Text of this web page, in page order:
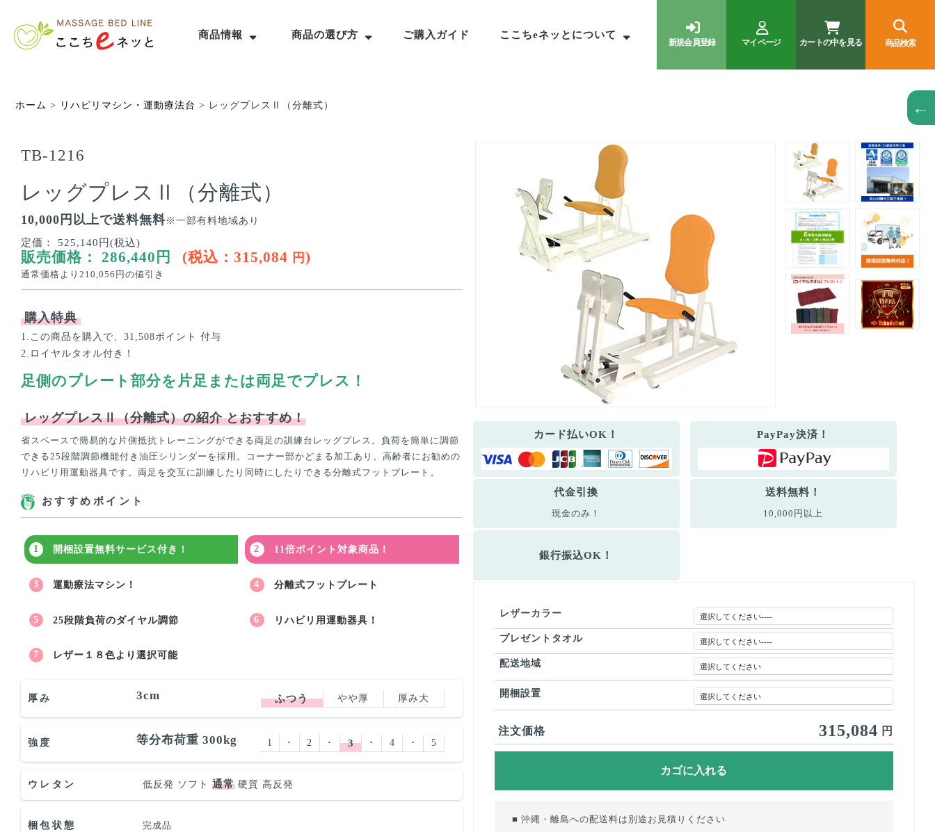
商品情報 商品の選び方 ご購入ガイド ここちeネッとについて
新規会員登録 マイページ カートの中を見る 商品検索
←
ホーム > リハビリマシン・運動療法台 > レッグプレスⅡ（分離式）
TB-1216
レッグプレスⅡ（分離式）
10,000円以上で送料無料※一部有料地域あり
定価：
525,140円(税込)
販売価格： 286,440 円 (税込： 315,084 円 )
通常価格より 210,056 円の値引き
購入特典
1.この商品を購入で、31,508ポイント 付与
2.ロイヤルタオル付き！
足側のプレート部分を片足または両足でプレス！
レッグプレスⅡ（分離式）の紹介 とおすすめ！
省スペースで簡易的な片側抵抗トレーニングができる両足の訓練台レッグプレス。負荷を簡単に調節
できる25段階調節機能付き油圧シリンダーを採用。コーナー部かどまる加工あり。高齢者にお勧めの
リハビリ用運動器具です。両足を交互に訓練したり同時にしたりできる分離式フットプレート。
おすすめポイント
開梱設置無料サービス付き！ 11倍ポイント対象商品！
運動療法マシン！ 分離式フットプレート
25段階負荷のダイヤル調節 リハビリ用運動器具！
レザー１８色より選択可能
厚み 3cm ふつう やや厚 厚み大
強度 等分布荷重 300kg 1 ･ 2 ･ 3 ･ 4 ･ 5
ウレタン 低反発 ソフト 通常 硬質 高反発
梱包状態 完成品
カード払いOK！ PayPay決済！
代金引換
現金のみ！
送料無料！
10,000円以上
銀行振込OK！
レザーカラー
プレゼントタオル
配送地域
開梱設置
注文価格 315,084 円
■ 沖縄・離島への配送料は別途お見積りください